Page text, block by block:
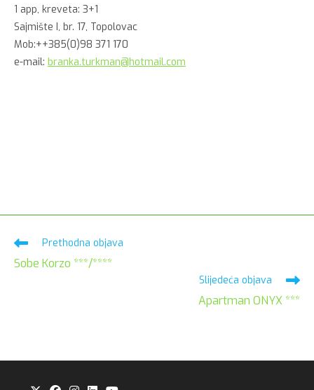
1 app, kreveta: 3+1
Sajmište I, br. 17, Topolovac
Mob:++385(0)98 371 170
e-mail: branka.turkman@hotmail.com
Pročitaj
više
članaka
Prethodna objava
Sobe Korzo ***/****
Slijedeća objava
Apartman ONYX ***